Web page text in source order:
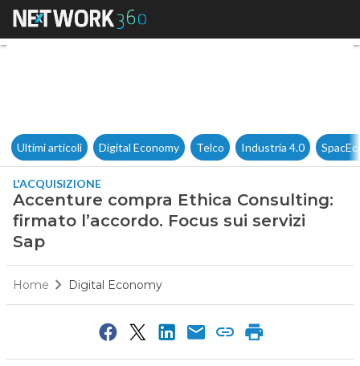
Accenture compra Ethica
Ultimi articoli Digital Economy Telco Industria 4.0
L'ACQUISIZIONE
Accenture compra Ethica Consulting:
firmato l’accordo. Focus sui servizi
Sap
Home Digital Economy